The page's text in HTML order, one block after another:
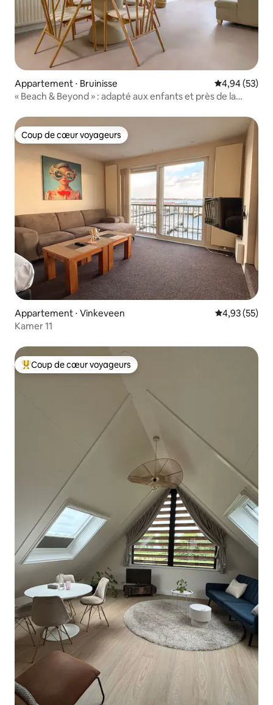
Appartement ⋅ Bruinisse Évaluation
4,94 (53)
« Beach & Beyond » : adapté aux enfants et près de la
Coup de cœur voyageurs
Coup de cœur voyageurs
Appartement ⋅ Vinkeveen Évaluation
4,93 (55)
Kamer 11
Coups de cœur voyageurs les plus appréciés
Coup de cœur voyageurs